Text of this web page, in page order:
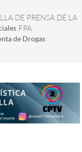
VENTA DE
DE PRENSA DE LA
FPA
de Drogas